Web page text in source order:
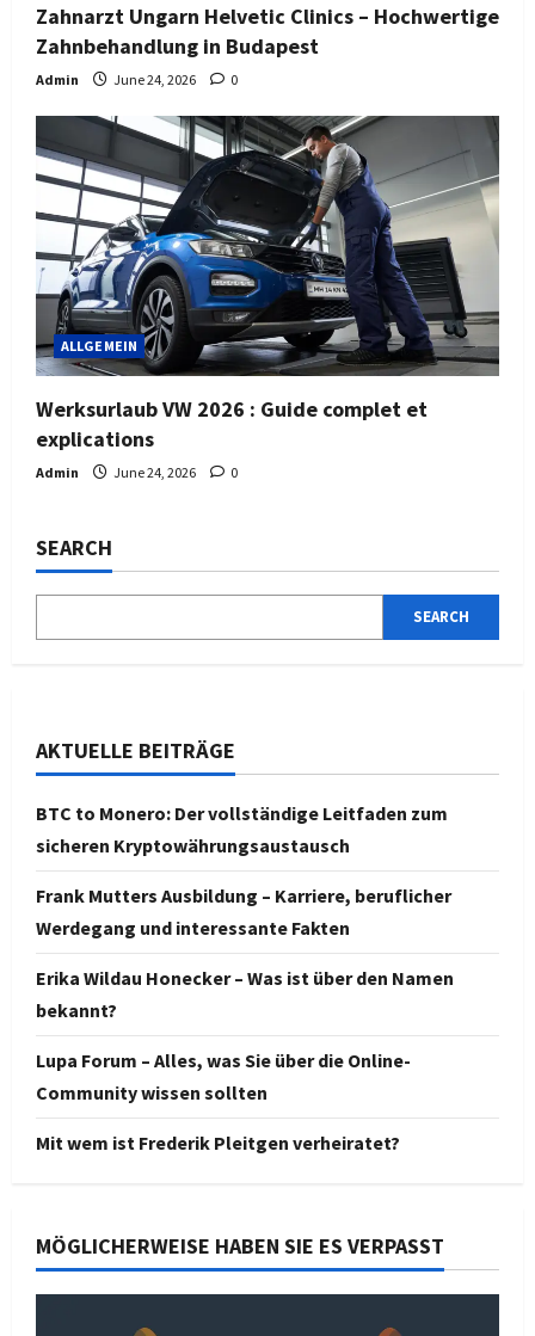
Zahnarzt Ungarn Helvetic Clinics – Hochwertige
Zahnbehandlung in Budapest
Admin June 24, 2026 0
ALLGEMEIN
Werksurlaub VW 2026 : Guide complet et
explications
Admin June 24, 2026 0
SEARCH
SEARCH
AKTUELLE BEITRÄGE
BTC to Monero: Der vollständige Leitfaden zum
sicheren Kryptowährungsaustausch
Frank Mutters Ausbildung – Karriere, beruflicher
Werdegang und interessante Fakten
Erika Wildau Honecker – Was ist über den Namen
bekannt?
Lupa Forum – Alles, was Sie über die Online-
Community wissen sollten
Mit wem ist Frederik Pleitgen verheiratet?
MÖGLICHERWEISE HABEN SIE ES VERPASST